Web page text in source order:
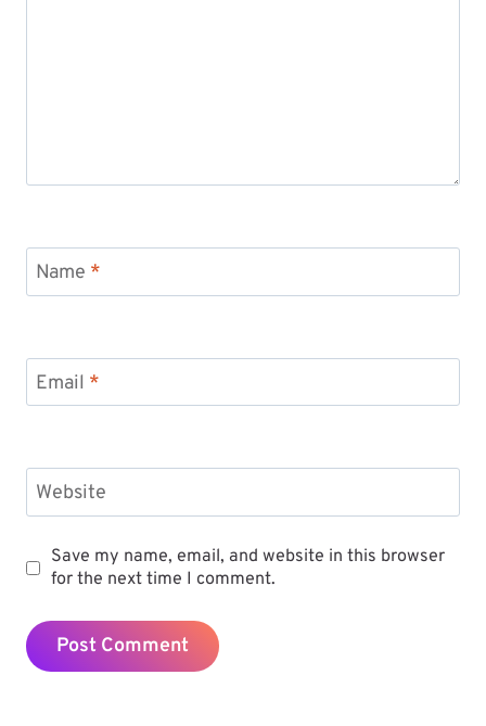
Name *
Email *
Website
Save my name, email, and website in this browser
for the next time I comment.